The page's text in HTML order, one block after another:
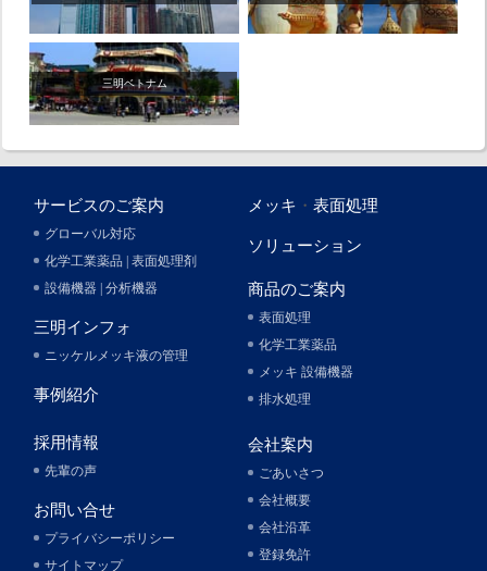
三明ベトナム
メッキ ・表面処理
サービスのご案内
グローバル対応
化学工業薬品 | 表面処理剤
設備機器 | 分析機器
ソリューション
商品のご案内
表面処理
化学工業薬品
メッキ 設備機器
排水処理
三明インフォ
ニッケルメッキ液の管理
事例紹介
採用情報
先輩の声
会社案内
ごあいさつ
会社概要
会社沿革
登録免許
お問い合せ
プライバシーポリシー
サイトマップ